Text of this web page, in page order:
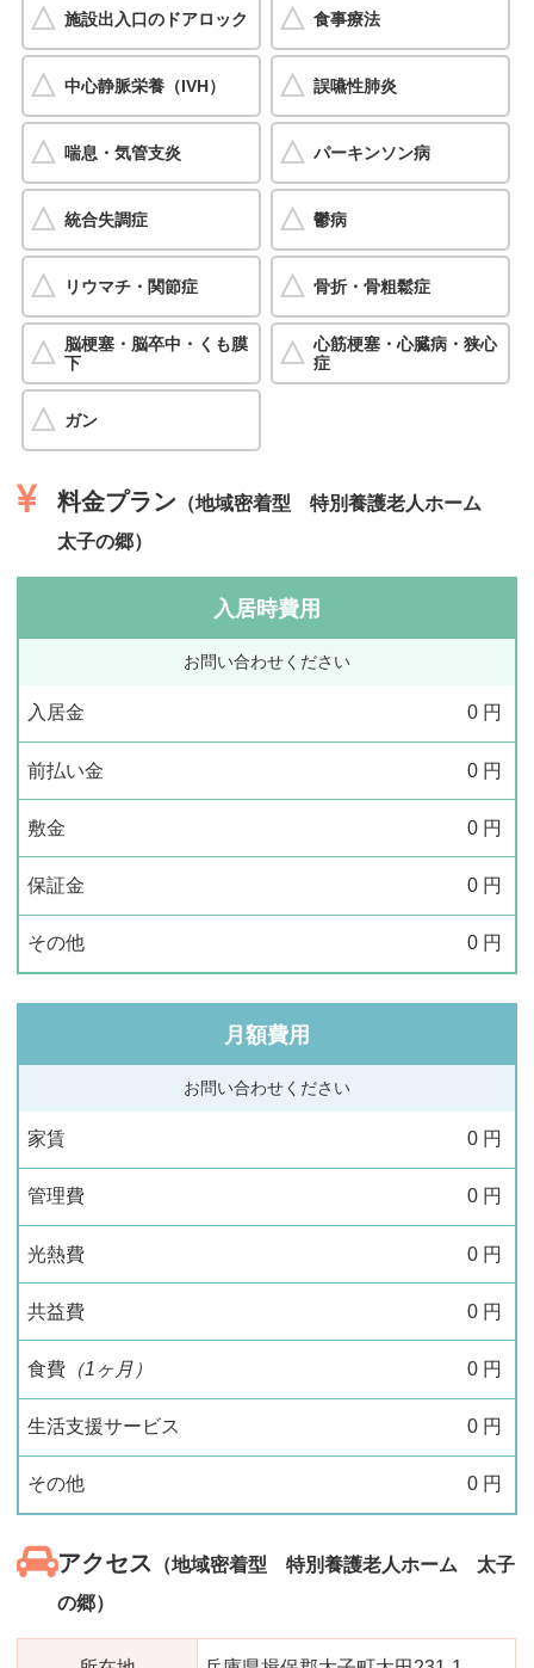
施設出入口のドアロック 食事療法
中心静脈栄養（IVH） 誤嚥性肺炎
喘息・気管支炎 パーキンソン病
統合失調症 鬱病
リウマチ・関節症 骨折・骨粗鬆症
脳梗塞・脳卒中・くも膜
下
心筋梗塞・心臓病・狭心
症
ガン
料金プラン （地域密着型 特別養護老人ホーム
太子の郷）
入居時費用
お問い合わせください
入居金 0 円
前払い金 0 円
敷金 0 円
保証金 0 円
その他 0 円
月額費用
お問い合わせください
家賃 0 円
管理費 0 円
光熱費 0 円
共益費 0 円
食費（1ヶ月） 0 円
生活支援サービス 0 円
その他 0 円
アクセス
（地域密着型 特別養護老人ホーム 太子
の郷）